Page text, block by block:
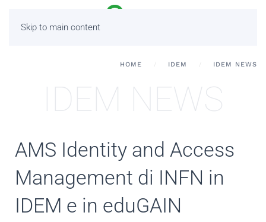
Skip to main content
HOME IDEM IDEM NEWS
IDEM NEWS
AMS Identity and Access
Management di INFN in
IDEM e in eduGAIN